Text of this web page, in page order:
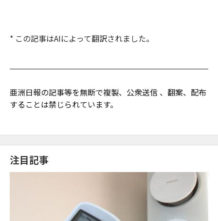
* この記事はAIによって翻訳されました。
亜洲日報の記事等を無断で複製、公衆送信 、翻案、配布
することは禁じられています。
注目記事